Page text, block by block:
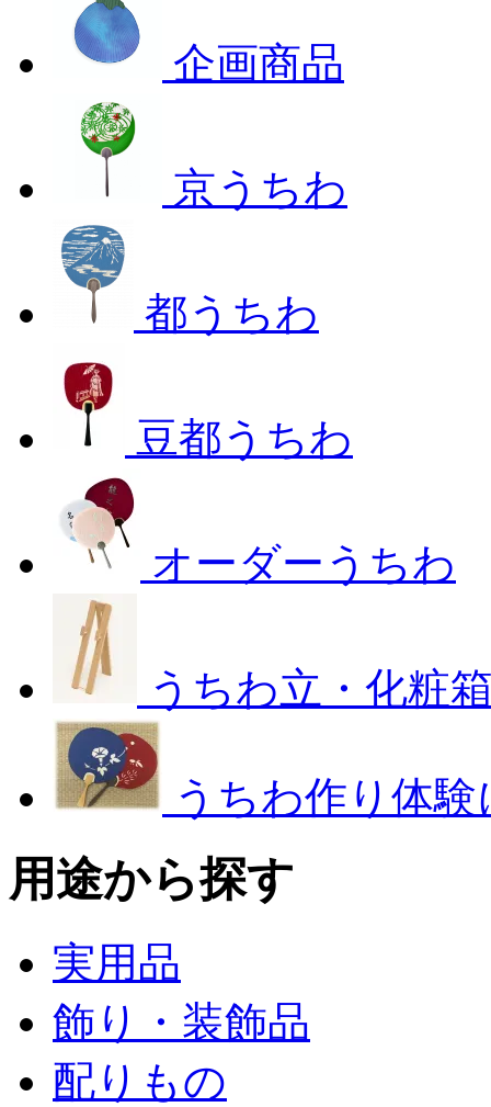
企画商品
京うちわ
都うちわ
豆都うちわ
オーダーうちわ
うちわ立・化粧
うちわ作り体
用途から探す
実用品
飾り・装飾品
配りもの